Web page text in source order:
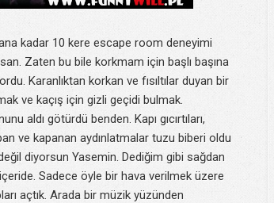
kadar 10 kere escape room deneyimi
Zaten bu bile korkmam için başlı başına
Karanlıktan korkan ve fısıltılar duyan bir
ve kaçış için gizli geçidi bulmak.
aldı götürdü benden. Kapı gıcırtıları,
ve kapanan aydınlatmalar tuzu biberi oldu
diyorsun Yasemin. Dediğim gibi sağdan
Sadece öyle bir hava verilmek üzere
açtık. Arada bir müzik yüzünden